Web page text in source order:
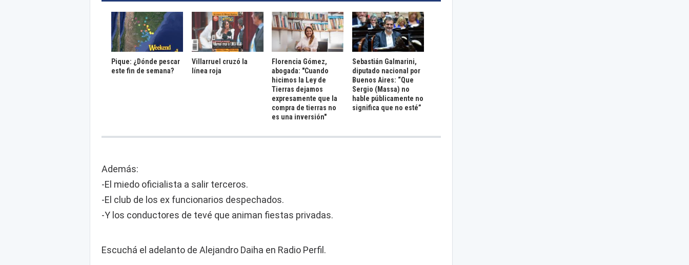
Pique: ¿Dónde pescar
este fin de semana?
Villarruel cruzó la
línea roja
Florencia Gómez,
abogada: "Cuando
hicimos la Ley de
Tierras dejamos
expresamente que la
compra de tierras no
es una inversión"
Sebastián Galmarini,
diputado nacional por
Buenos Aires: “Que
Sergio (Massa) no
hable públicamente no
significa que no esté”
Además:
-El miedo oficialista a salir terceros.
-El club de los ex funcionarios despechados.
-Y los conductores de tevé que animan fiestas privadas.
Escuchá el adelanto de Alejandro Daiha en Radio Perfil.